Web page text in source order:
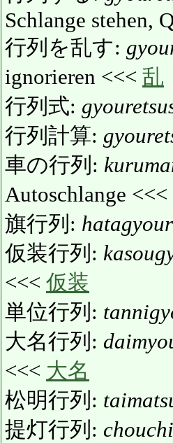
Schlange stehen,
行列を乱す:
ignorieren <<< 乱
行列式:
行列計算:
車の行列:
Autoschlange <<<
旗行列:
仮装行列:
<<< 仮装
単位行列:
大名行列:
<<< 大名
松明行列:
提灯行列: